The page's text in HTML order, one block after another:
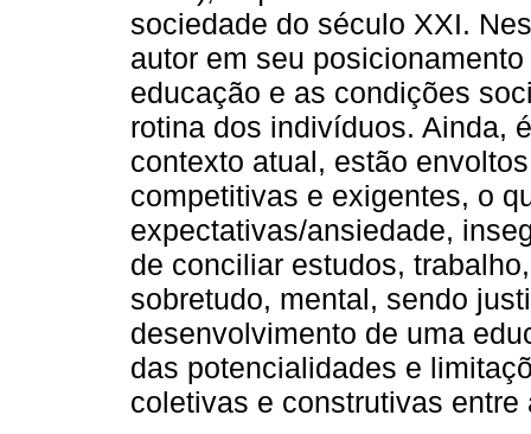
sociedade do século XXI.
autor em seu
educação e as condições
rotina dos indivíduos. Ainda,
contexto atual, estão
competitivas e exigentes, o
expectativas/ansiedade,
de conciliar estudos,
sobretudo, mental, sendo
desenvolvimento de uma
das potencialidades e
coletivas e construtivas